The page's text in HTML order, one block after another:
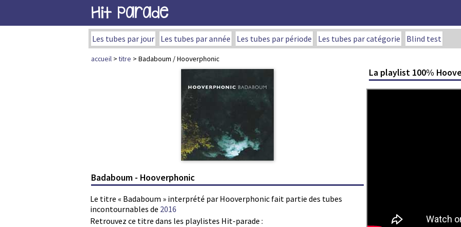
Hit Parade
Les tubes par jour Les tubes par année Les tubes par période Les tubes par catégorie Blind test
accueil >titre > Badaboum / Hooverphonic
Badaboum - Hooverphonic
Le titre « Badaboum » interprété par Hooverphonic fait partie des tubes
incontournables de 2016
Retrouvez ce titre dans les playlistes Hit-parade :
La playlist 100%